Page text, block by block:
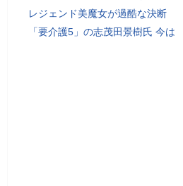
レジェンド美魔女が過酷な決断
「要介護5」の志茂田景樹氏 今は